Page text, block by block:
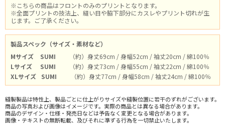
※こちらの商品はフロントのみのプリントとなります。
※全面プリントの技法上、縫い目や脇下部分にカスレやプリント切れが生
じます。ご了承ください。
製品スペック（サイズ・素材など）
Mサイズ
SUMI
（約）身丈69cm / 身幅52cm / 袖丈20cm / 綿100％
Lサイズ
SUMI
（約）身丈73cm / 身幅55cm / 袖丈22cm / 綿100％
XLサイズ
SUMI （約）身丈77cm / 身幅58cm / 袖丈24cm / 綿100％
縫製製品は特性上、製品ごとに仕上がりサイズや縫製位置に若干のずれがございます。
商品の写真および画像はイメージです。実際の商品とは異なる場合があります。
商品のデザイン・仕様・発売日などは予告なく変更となる場合があります。
画像・テキストの無断転載、及びそれに準ずる行為を一切禁止いたします。